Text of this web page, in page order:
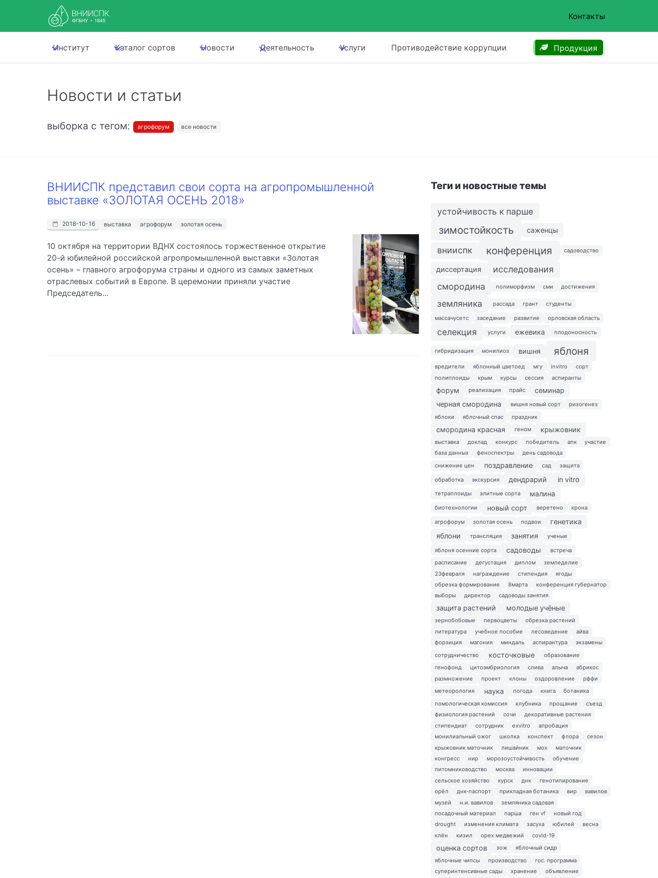
Контакты
Институт Каталог сортов Новости Деятельность Услуги Противодействие коррупции Продукция
Новости и статьи
выборка с тегом: агрофорум все новости
ВНИИСПК представил свои сорта на агропромышленной
выставке «ЗОЛОТАЯ ОСЕНЬ 2018»
2018-10-16 выставка агрофорум золотая осень
10 октября на территории ВДНХ состоялось торжественное открытие
20-й юбилейной российской агропромышленной выставки «Золотая
осень» – главного агрофорума страны и одного из самых заметных
отраслевых событий в Европе. В церемонии приняли участие
Председатель...
Теги и новостные темы
устойчивость к парше
зимостойкость саженцы
внииспк конференция садоводство
диссертация
исследования
смородина
полиморфизм сми достижения
земляника рассада грант студенты
массачусетс заседание развитие орловская область
селекция услуги ежевика плодоносность
гибридизация монилиоз вишня яблоня
вредители яблонный цветоед мгу invitro
сорт
полиплоиды
крым курсы сессия аспиранты
форум реализация прайс
семинар
черная смородина
вишня новый сорт
ризогенез
яблоки
яблочный спас праздник
смородина красная геном крыжовник
выставка доклад конкурс победитель апк
участие
база данных
феноспектры
день садовода
снижение цен
поздравление сад защита
обработка экскурсия дендрарий in vitro
тетраплоиды элитные сорта малина
биотехнологии новый сорт веретено крона
агрофорум золотая осень подвои
генетика
яблони
трансляция занятия ученые
яблоня осенние сорта садоводы
встреча
расписание
дегустация диплом
земледелие
23февраля
награждение стипендия
ягоды
обрезка формирование
8марта
конференция губернатор
выборы
директор садоводы занятия
защита растений молодые учёные
зернобобовые первоцветы
обрезка растений
литература
учебное пособие лесоведение
айва
форзиция
магония миндаль аспирантура
экзамены
сотрудничество
косточковые
образование
генофонд
цитоэмбриология слива алыча
абрикос
размножение
проект клоны оздоровление
рффи
метеорология
наука погода книга
ботаника
помологическая комиссия
клубника прощание
съезд
физиология растений
сочи
декоративные растения
стипендиат
сотрудник exvitro
апробация
монилиальный ожог
школка конспект флора
сезон
крыжовник маточник
лишайник мох
маточник
конгресс
нир морозоустойчивость
обучение
питомниководство
москва
инновации
сельское хозяйство
курск днк
генотипирование
орёл
днк-паспорт прикладная ботаника вир
вавилов
музей
н.и. вавилов
земляника садовая
посадочный материал
парша ген vf
новый год
drought
изменения климата засуха юбилей
весна
клён
кизил орех медвежий covid-19
оценка сортов зож
яблочный сидр
яблочные чипсы
производство
гос. программа
суперинтенсивные сады
хранение
объявление